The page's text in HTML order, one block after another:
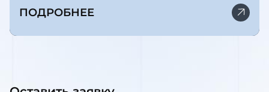
ПОДРОБНЕЕ